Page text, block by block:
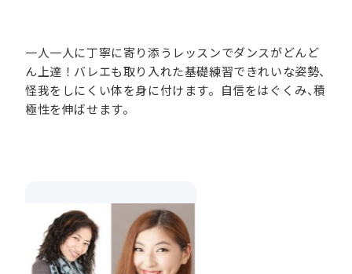
一人一人に丁寧に寄り添うレッスンでダンスがどんど
ん上達！バレエも取り入れた基礎練習できれいな姿勢、
怪我をしにくい体を身に付けます。自信をはぐくみ、積
極性を伸ばせます。